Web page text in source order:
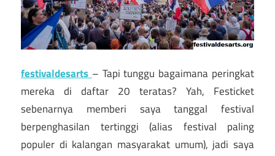
festivaldesarts – Tapi tunggu bagaimana peringkat
mereka di daftar 20 teratas? Yah, Festicket
sebenarnya memberi saya tanggal festival
berpenghasilan tertinggi (alias festival paling
populer di kalangan masyarakat umum), jadi saya